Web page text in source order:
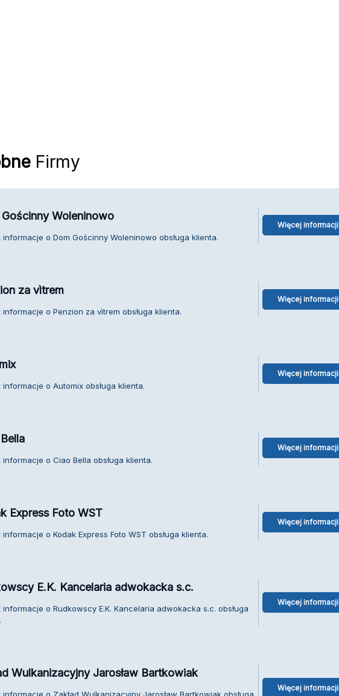
Firmy
Gościnny Woleninowo
informacje o Dom Gościnny Woleninowo obsługa klienta.
Więcej informacji
za vìtrem
informacje o Penzion za vìtrem obsługa klienta.
Więcej informacji
informacje o Automix obsługa klienta.
Więcej informacji
informacje o Ciao Bella obsługa klienta.
Więcej informacji
Express Foto WST
informacje o Kodak Express Foto WST obsługa klienta.
Więcej informacji
E.K. Kancelaria adwokacka s.c.
informacje o Rudkowscy E.K. Kancelaria adwokacka s.c. obsługa
Więcej informacji
Wulkanizacyjny Jarosław Bartkowiak
Więcej informacji